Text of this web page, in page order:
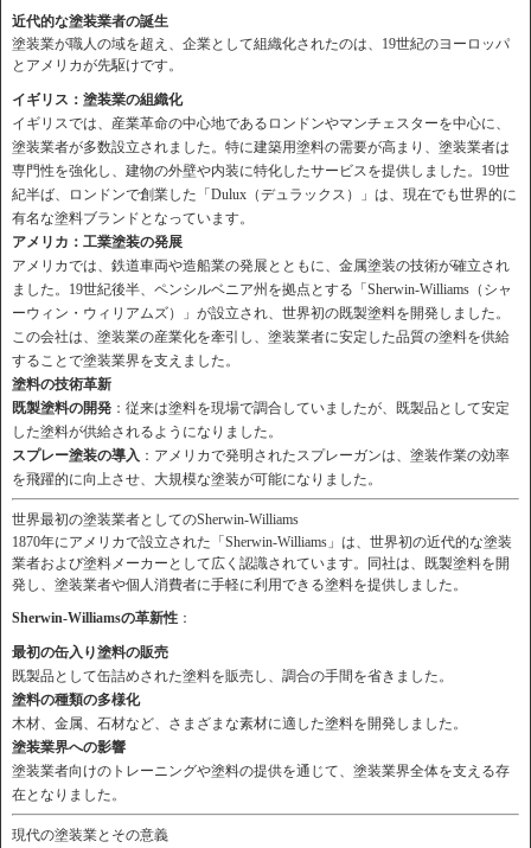
近代的な塗装業者の誕生
塗装業が職人の域を超え、企業として組織化されたのは、19世紀のヨーロッパ
とアメリカが先駆けです。
イギリス：塗装業の組織化
イギリスでは、産業革命の中心地であるロンドンやマンチェスターを中心に、
塗装業者が多数設立されました。特に建築用塗料の需要が高まり、塗装業者は
専門性を強化し、建物の外壁や内装に特化したサービスを提供しました。19世
紀半ば、ロンドンで創業した「Dulux（デュラックス）」は、現在でも世界的に
有名な塗料ブランドとなっています。
アメリカ：工業塗装の発展
アメリカでは、鉄道車両や造船業の発展とともに、金属塗装の技術が確立され
ました。19世紀後半、ペンシルベニア州を拠点とする「Sherwin-Williams（シャ
ーウィン・ウィリアムズ）」が設立され、世界初の既製塗料を開発しました。
この会社は、塗装業の産業化を牽引し、塗装業者に安定した品質の塗料を供給
することで塗装業界を支えました。
塗料の技術革新
既製塗料の開発 ：従来は塗料を現場で調合していましたが、既製品として安定
した塗料が供給されるようになりました。
スプレー塗装の導入 ：アメリカで発明されたスプレーガンは、塗装作業の効率
を飛躍的に向上させ、大規模な塗装が可能になりました。
世界最初の塗装業者としてのSherwin-Williams
1870年にアメリカで設立された「Sherwin-Williams」は、世界初の近代的な塗装
業者および塗料メーカーとして広く認識されています。同社は、既製塗料を開
発し、塗装業者や個人消費者に手軽に利用できる塗料を提供しました。
Sherwin-Williamsの革新性 ：
最初の缶入り塗料の販売
既製品として缶詰めされた塗料を販売し、調合の手間を省きました。
塗料の種類の多様化
木材、金属、石材など、さまざまな素材に適した塗料を開発しました。
塗装業界への影響
塗装業者向けのトレーニングや塗料の提供を通じて、塗装業界全体を支える存
在となりました。
現代の塗装業とその意義